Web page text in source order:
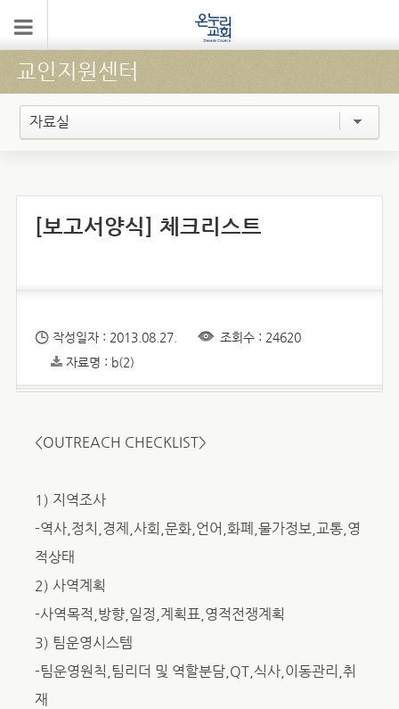
교인지원센터
자료실
[보고서양식] 체크리스트
작성일자 : 2013.08.27.
조회수 : 24620
자료명 : b(2)
<OUTREACH CHECKLIST>
1) 지역조사
-역사,정치,경제,사회,문화,언어,화폐,물가정보,교통,영
적상태
2) 사역계획
-사역목적,방향,일정,계획표,영적전쟁계획
3) 팀운영시스템
-팀운영원칙,팀리더 및 역할분담,QT,식사,이동관리,취
재